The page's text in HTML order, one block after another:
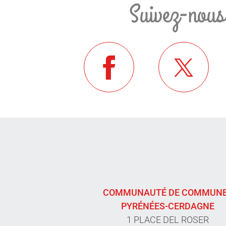
Suivez-
COMMUNAUTÉ DE
PYRÉNÉES-CERDAGNE
1 PLACE DEL ROSER